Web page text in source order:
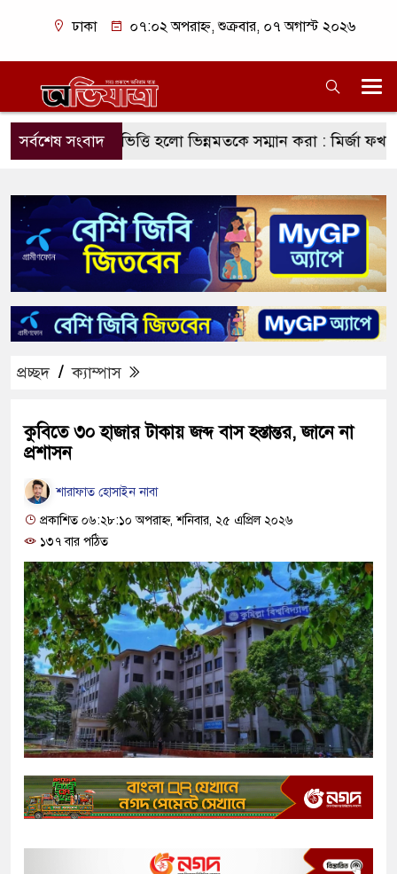
ঢাকা ০৭:০২ অপরাহ্ন, শুক্রবার, ০৭ অগাস্ট ২০২৬
সর্বশেষ সংবাদ
ভিত্তি হলো ভিন্নমতকে সম্মান করা : মির্জা ফখরুল সাবেক
প্রচ্ছদ/ক্যাম্পাস
কুবিতে ৩০ হাজার টাকায় জব্দ বাস হস্তান্তর, জানে না
প্রশাসন
শারাফাত হোসাইন নাবা
প্রকাশিত ০৬:২৮:১০ অপরাহ্ন, শনিবার, ২৫ এপ্রিল ২০২৬
১৩৭ বার পঠিত